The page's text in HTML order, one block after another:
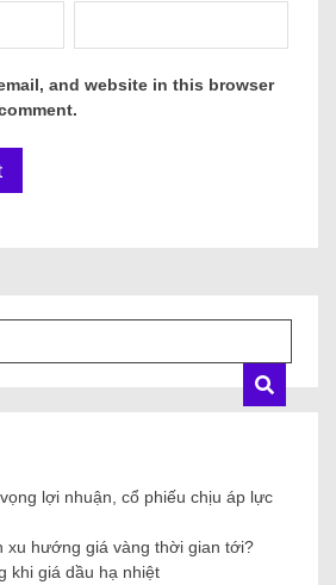
and website in this browser
lợi nhuận, cổ phiếu chịu áp lực
xu hướng giá vàng thời gian tới?
khi giá dầu hạ nhiệt